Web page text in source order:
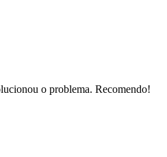
o problema. Recomendo!